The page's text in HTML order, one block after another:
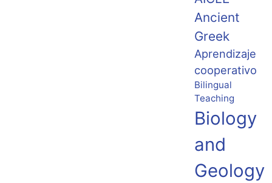
Ancient
Greek
Aprendizaje
cooperativo
Bilingual
Teaching
Biology
and
Geology